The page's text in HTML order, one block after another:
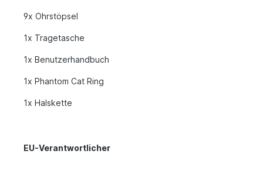
9x Ohrstöpsel
1x Tragetasche
1x Benutzerhandbuch
1x Phantom Cat Ring
1x Halskette
EU-Verantwortlicher